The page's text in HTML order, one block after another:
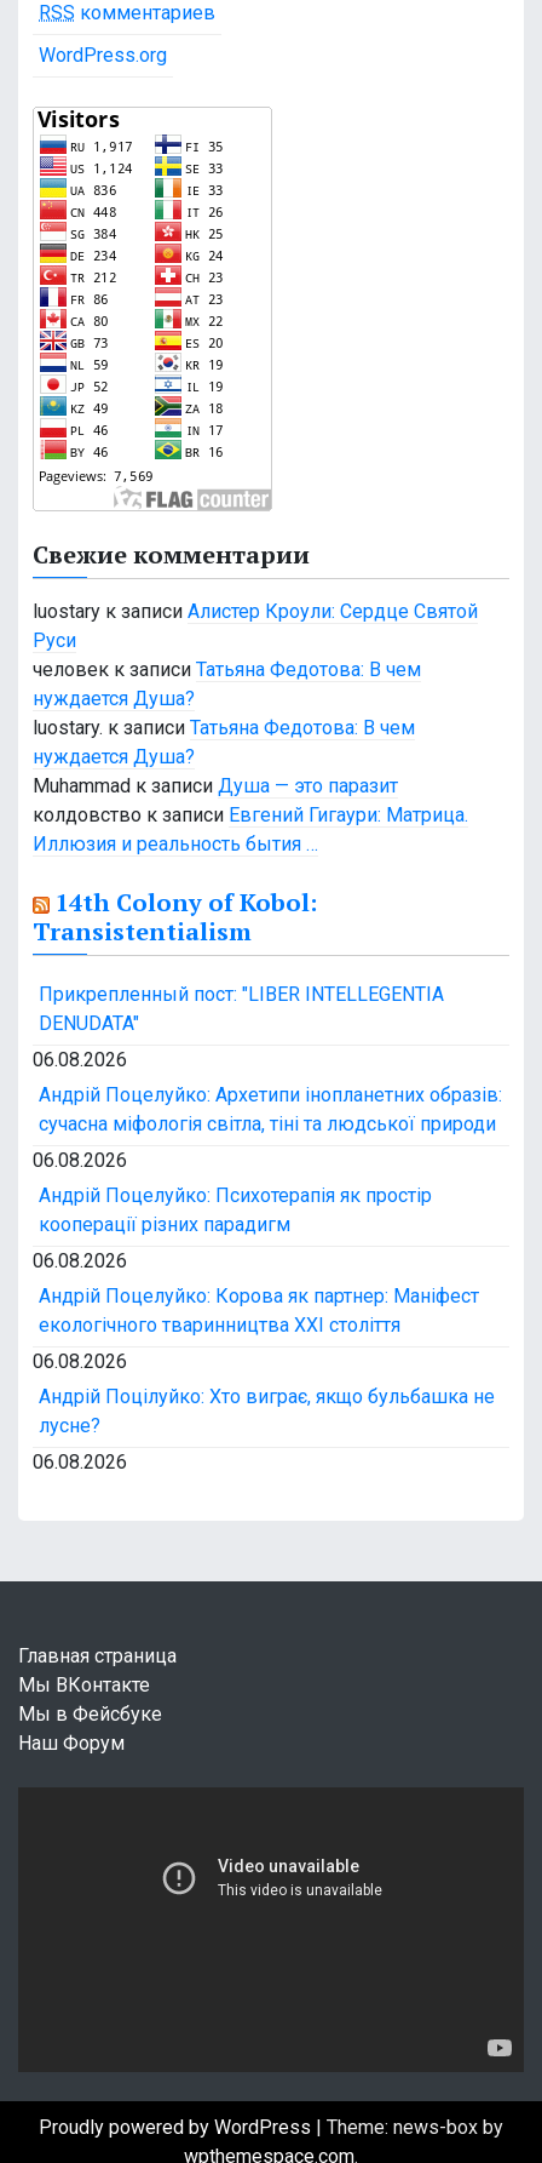
RSS комментариев
WordPress.org
Свежие комментарии
luostary к записи Алистер Кроули: Сердце Святой
Руси
человек к записи Татьяна Федотова: В чем
нуждается Душа?
luostary. к записи Татьяна Федотова: В чем
нуждается Душа?
Muhammad к записи Душа — это паразит
колдовство к записи Евгений Гигаури: Матрица.
Иллюзия и реальность бытия …
14th Colony of Kobol:
Transistentialism
Прикрепленный пост: "LIBER INTELLEGENTIA
DENUDATA"
06.08.2026
Андрій Поцелуйко: Архетипи інопланетних образів:
сучасна міфологія світла, тіні та людської природи
06.08.2026
Андрій Поцелуйко: Психотерапія як простір
кооперації різних парадигм
06.08.2026
Андрій Поцелуйко: Корова як партнер: Маніфест
екологічного тваринництва XXI століття
06.08.2026
Андрій Поцілуйко: Хто виграє, якщо бульбашка не
лусне?
06.08.2026
Главная страница
Мы ВКонтакте
Мы в Фейсбуке
Наш Форум
Proudly powered by WordPress | Theme: news-box by
wpthemespace.com.